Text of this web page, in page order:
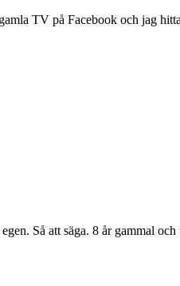
TV på Facebook och jag
Så att säga. 8 år gammal